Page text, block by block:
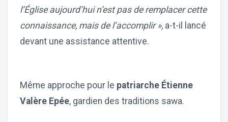
l’Église aujourd’hui n’est pas de remplacer cette
connaissance, mais de l’accomplir », a-t-il lancé
devant une assistance attentive.
Même approche pour le patriarche Étienne
Valère Epée, gardien des traditions sawa.